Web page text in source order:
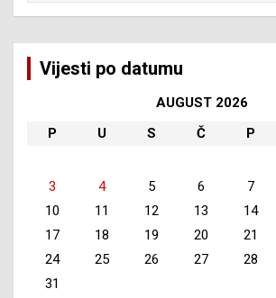
Vijesti po datumu
AUGUST 2026
P
U S Č P
3
4 5 6 7
10
11 12 13 14
17
18 19 20 21
24
25 26 27 28
31